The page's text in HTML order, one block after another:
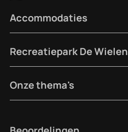
Accommodaties
Recreatiepark De Wielen
Onze thema's